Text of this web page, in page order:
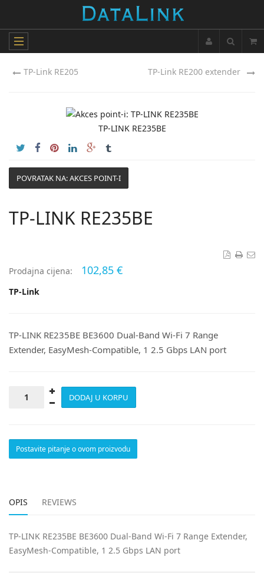
TP-Link RE205 TP-Link RE200 extender
TP-LINK RE235BE
POVRATAK NA: AKCES POINT-I
TP-LINK RE235BE
Prodajna cijena: 102,85 €
TP-Link
TP-LINK RE235BE BE3600 Dual-Band Wi-Fi 7 Range
Extender, EasyMesh-Compatible, 1 2.5 Gbps LAN port
Postavite pitanje o ovom proizvodu
OPIS REVIEWS
TP-LINK RE235BE BE3600 Dual-Band Wi-Fi 7 Range Extender,
EasyMesh-Compatible, 1 2.5 Gbps LAN port